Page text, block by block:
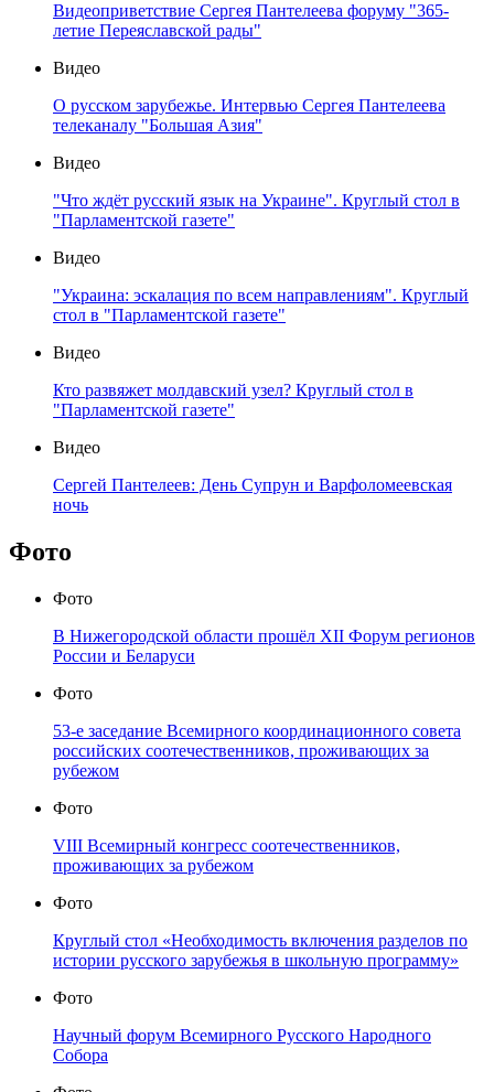
Видеоприветствие Сергея Пантелеева форуму "365-
летие Переяславской рады"
Видео
О русском зарубежье. Интервью Сергея Пантелеева
телеканалу "Большая Азия"
Видео
"Что ждёт русский язык на Украине". Круглый стол в
"Парламентской газете"
Видео
"Украина: эскалация по всем направлениям". Круглый
стол в "Парламентской газете"
Видео
Кто развяжет молдавский узел? Круглый стол в
"Парламентской газете"
Видео
Сергей Пантелеев: День Супрун и Варфоломеевская
ночь
Фото
Фото
В Нижегородской области прошёл XII Форум регионов
России и Беларуси
Фото
53-е заседание Всемирного координационного совета
российских соотечественников, проживающих за
рубежом
Фото
VIII Всемирный конгресс соотечественников,
проживающих за рубежом
Фото
Круглый стол «Необходимость включения разделов по
истории русского зарубежья в школьную программу»
Фото
Научный форум Всемирного Русского Народного
Собора